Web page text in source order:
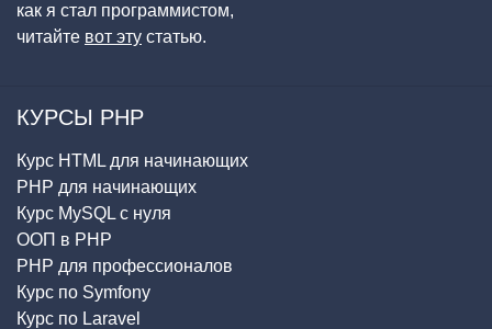
как я стал программистом,
читайте вот эту статью.
КУРСЫ PHP
Курс HTML для начинающих
PHP для начинающих
Курс MySQL с нуля
ООП в PHP
PHP для профессионалов
Курс по Symfony
Курс по Laravel